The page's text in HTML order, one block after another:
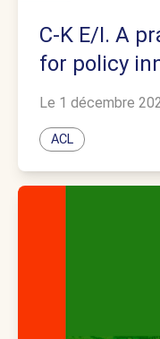
C-K E/I. A
for policy
Le 1 décembre
ACL